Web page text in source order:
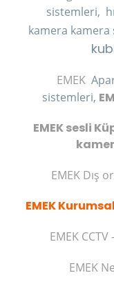
sistemleri,
kamera kamera
EMEK
sistemleri,
EMEK sesli
EMEK Dış
EMEK
EMEK
EMEK